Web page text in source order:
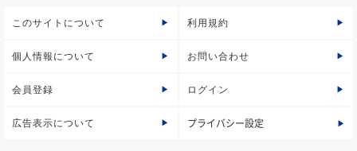
このサイトについて 利用規約
個人情報について お問い合わせ
会員登録 ログイン
広告表示について プライバシー設定